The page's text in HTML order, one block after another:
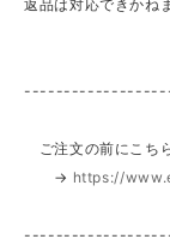
返品は対応できかね
ご注文の前にこち
→ https://